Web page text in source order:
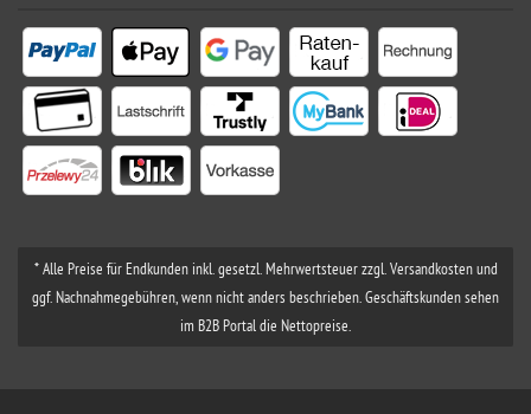
* Alle Preise für Endkunden inkl. gesetzl. Mehrwertsteuer zzgl. Versandkosten und
ggf. Nachnahmegebühren, wenn nicht anders beschrieben. Geschäftskunden sehen
im B2B Portal die Nettopreise.